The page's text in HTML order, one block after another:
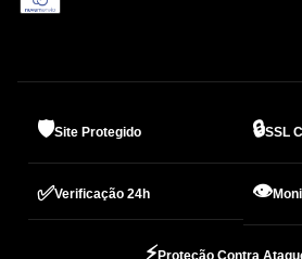
🛡️Site Protegido 🔒SSL
✅Verificação 24h 👁️
⚡